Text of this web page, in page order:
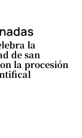
la
de san
la procesión